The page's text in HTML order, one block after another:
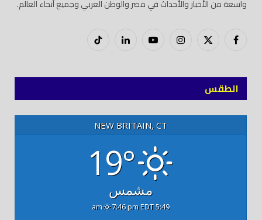
واسعة من الأخبار والأحداث في مصر والوطن العربي وجميع أنحاء العالم.
فيسبوكX
إنستغراميوتيوب لينكدود
تيك
الطقس
NEW BRITAIN, CT
19°
مشمس
5:49 am
7:46 pm EDT